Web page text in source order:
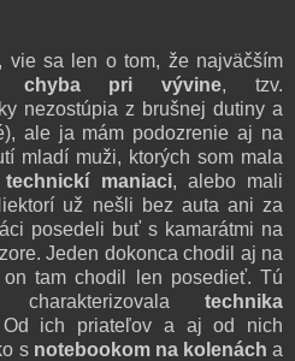
vie sa len o tom, že najväčším
chyba pri vývine, tzv.
nezostúpia z brušnej dutiny a
ale ja mám podozrenie aj na
mladí muži, ktorých som mala
technickí maniaci, alebo mali
už nešli bez auta ani za
posedeli buť s kamarátmi na
Jeden dokonca chodil aj na
on tam chodil len posedieť. Tú
technika
ich priateľov a aj od nich
s notebookom na kolenách a